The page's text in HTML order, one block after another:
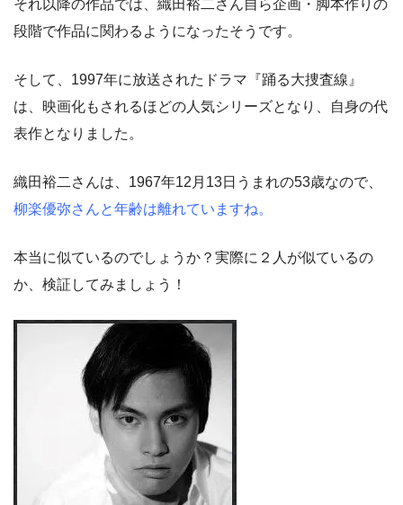
それ以降の作品では、織田裕二さん自ら企画・脚本作りの
段階で作品に関わるようになったそうです。
そして、1997年に放送されたドラマ『踊る大捜査線』
は、映画化もされるほどの人気シリーズとなり、自身の代
表作となりました。
織田裕二さんは、1967年12月13日うまれの53歳なので、
柳楽優弥さんと年齢は離れていますね。
本当に似ているのでしょうか？実際に２人が似ているの
か、検証してみましょう！